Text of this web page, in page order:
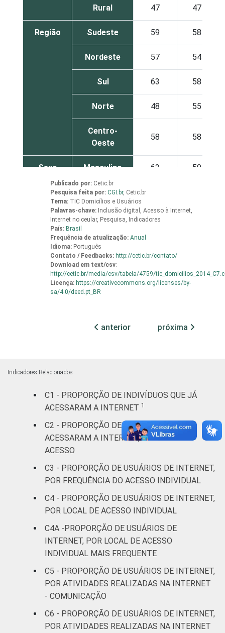
Rural 47 47
Região Sudeste 59 58
Nordeste 57 54
Sul 63 58
Norte 48 55
Centro-
Oeste
58 58
Sexo Masculino 62 59
Feminino
Grau de
instrução
Analfabeto /
infantil
Fundamental
Médio
anos
De 25 a 34
anos
61 57
anos
De 45 a 59
anos
60 anos ou
mais
28
Renda
familiar
Até 1 SM 43
Mais de 1
SM até 2 SM
Mais de 2
61 58
Publicado por: Cetic.br
Pesquisa feita por: CGI.br, Cetic.br
Tema: TIC Domicílios e Usuários
Palavras-chave: Inclusão digital, Acesso à Internet,
Internet no ceular, Pesquisa, Indicadores
País: Brasil
Frequência de atualização: Anual
Idioma: Português
Contato / Feedbacks: http://cetic.br/contato/
Download em text/csv:
http://cetic.br/media/csv/tabela/4759/
Licença: https://creativecommons.org/licenses/by-
sa/4.0/deed.pt_BR
anterior próxima
Indicadores Relacionados
C1 - PROPORÇÃO DE INDIVÍDUOS QUE JÁ
ACESSARAM A INTERNET 1
C2 - PROPORÇÃO DE INDIVÍDUOS QUE
ACESSARAM A INTERNET, POR ÚLTIMO
ACESSO
C3 - PROPORÇÃO DE USUÁRIOS DE INTERNET,
POR FREQUÊNCIA DO ACESSO INDIVIDUAL
C4 - PROPORÇÃO DE USUÁRIOS DE INTERNET,
POR LOCAL DE ACESSO INDIVIDUAL
C4A -PROPORÇÃO DE USUÁRIOS DE
INTERNET, POR LOCAL DE ACESSO
INDIVIDUAL MAIS FREQUENTE
C5 - PROPORÇÃO DE USUÁRIOS DE INTERNET,
POR ATIVIDADES REALIZADAS NA INTERNET
- COMUNICAÇÃO
C6 - PROPORÇÃO DE USUÁRIOS DE INTERNET,
POR ATIVIDADES REALIZADAS NA INTERNET